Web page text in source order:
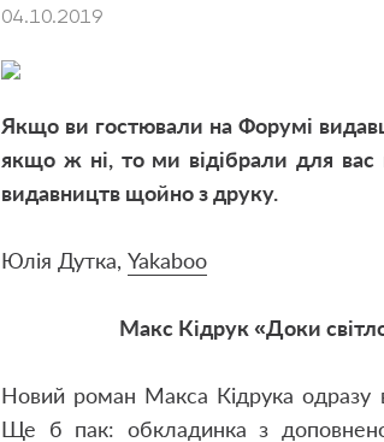
04.10.2019
Якщо ви гостювали на Форумі
якщо ж ні, то ми відібрали для вас
видавництв щойно з друку.
Юлія Дутка, Yakaboo
Макс Кідрук «Доки
Новий роман Макса Кідрука одразу
Ще б пак: обкладинка з